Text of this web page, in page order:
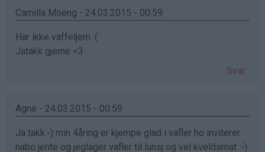
Camilla Moeng - 24.03.2015 - 00:59
Har ikke vaffeljern :(
Jatakk gjerne <3
Svar
Agne - 24.03.2015 - 00:59
Ja takk:-) min 4åring er kjempe glad i vafler ho inviterer
nabo jente og jeglager vafler til lunsj og vel kveldsmat :-)